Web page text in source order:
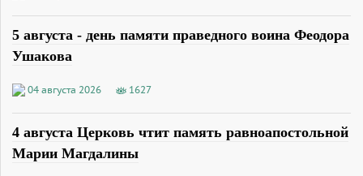
5 августа - день памяти праведного воина Феодора
Ушакова
04 августа 2026 1627
4 августа Церковь чтит память равноапостольной
Марии Магдалины